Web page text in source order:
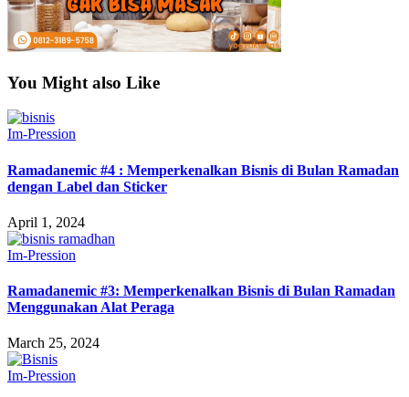
You Might also Like
Im-Pression
Ramadanemic #4 : Memperkenalkan Bisnis di Bulan Ramadan
dengan Label dan Sticker
April 1, 2024
Im-Pression
Ramadanemic #3: Memperkenalkan Bisnis di Bulan Ramadan
Menggunakan Alat Peraga
March 25, 2024
Im-Pression